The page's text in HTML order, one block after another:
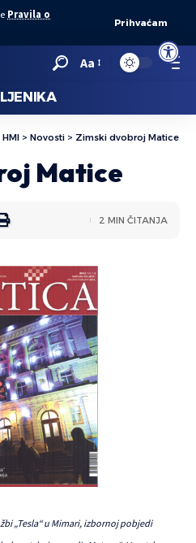
Open
Pravila o
Prihvaćam
Aa
HMI > Novosti > Zimski dvobroj Matice
Matice
2 MIN ČITANJA
„Tesla“ u Mimari, izbornoj pobjedi